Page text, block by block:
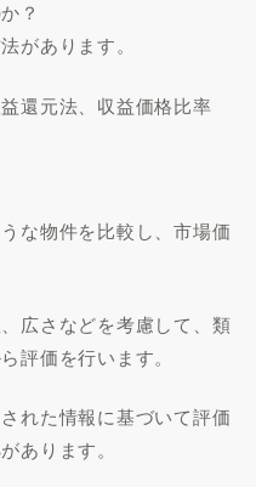
？
があります。
還元法、収益価格比率
な物件を比較し、市場価
広さなどを考慮して、類
評価を行います。
れた情報に基づいて評価
あります。